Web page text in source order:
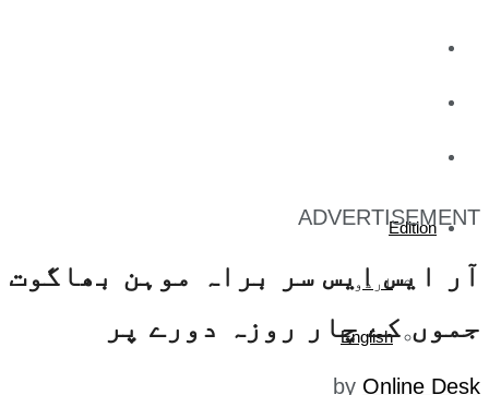
Edition
اردو
English
ADVERTISEMENT
آر ایس ایس سر براہ موہن بھاگوت
جموں کے چار روزہ دورے پر
by Online Desk